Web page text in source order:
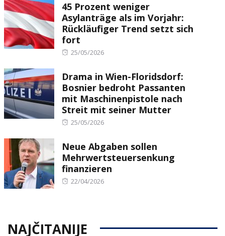
45 Prozent weniger
Asylanträge als im Vorjahr:
Rückläufiger Trend setzt sich
fort
Posted
25/05/2026
Drama in Wien-Floridsdorf:
Bosnier bedroht Passanten
mit Maschinenpistole nach
Streit mit seiner Mutter
Posted
25/05/2026
Neue Abgaben sollen
Mehrwertsteuersenkung
finanzieren
Posted
22/04/2026
NAJČITANIJE